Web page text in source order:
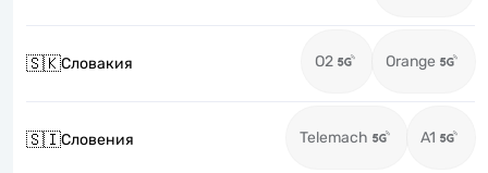
🇸🇰Словакия O2 Orange
🇸🇮Словения Telemach A1